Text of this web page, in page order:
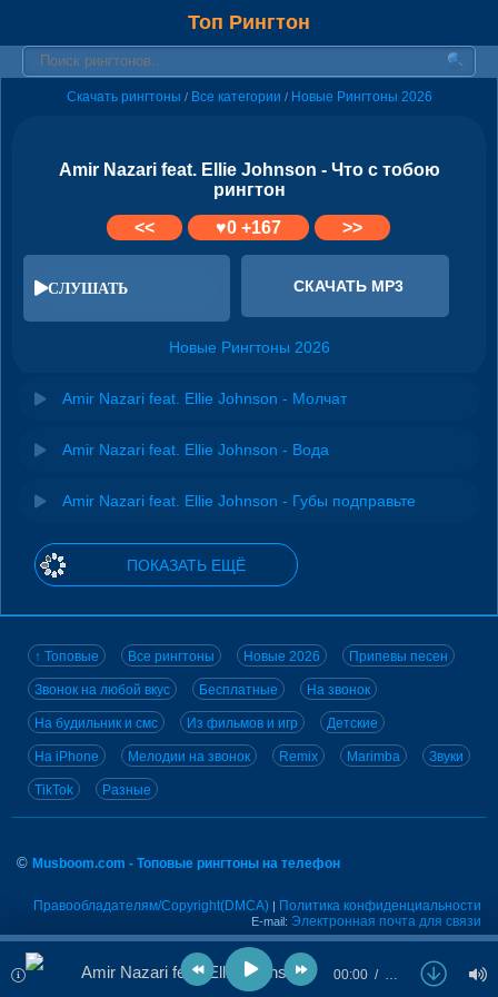
Топ Рингтон
Скачать рингтоны / Все категории / Новые Рингтоны 2026
Amir Nazari feat. Ellie Johnson - Что с тобою
рингтон
<<
♥0+167 >>
СЛУШАТЬ СКАЧАТЬ MP3
Новые Рингтоны 2026
Amir Nazari feat. Ellie Johnson - Молчат
Amir Nazari feat. Ellie Johnson - Вода
Amir Nazari feat. Ellie Johnson - Губы подправьте
ПОКАЗАТЬ ЕЩЁ
↑ Топовые Все рингтоны Новые 2026 Припевы песен
Звонок на любой вкус Бесплатные На звонок
На будильник и смс Из фильмов и игр Детские
На iPhone Мелодии на звонок Remix Marimba Звуки
TikTok Разные
© Musboom.com - Топовые рингтоны на телефон
Правообладателям/Copyright(DMCA) | Политика конфиденциальности
E-mail: Электронная почта для связи
Amir Nazari feat. Ellie Johnson - Что с тобою 00:00 …